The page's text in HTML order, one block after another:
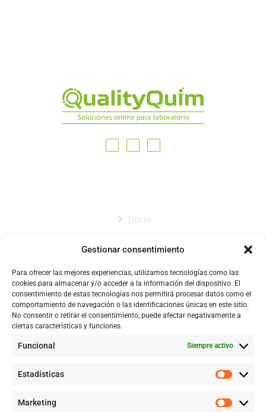
Gestionar consentimiento
Para ofrecer las mejores experiencias, utilizamos tecnologías como las
cookies para almacenar y/o acceder a la información del dispositivo. El
consentimiento de estas tecnologías nos permitirá procesar datos como el
comportamiento de navegación o las identificaciones únicas en este sitio.
No consentir o retirar el consentimiento, puede afectar negativamente a
ciertas características y funciones.
Funcional Siempre activo
Estadísticas
Marketing
Inicio
Catálogo
Blog
Contacto